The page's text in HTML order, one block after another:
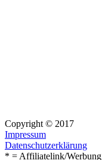
Copyright © 2017
Impressum
Datenschutzerklärung
* = Affiliatelink/Werbung